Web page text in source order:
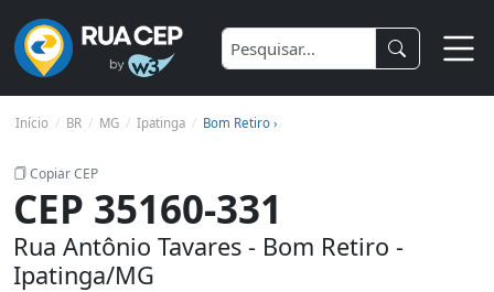
Início BR MG Ipatinga Bom Retiro ›
Copiar CEP
CEP 35160-331
Rua Antônio Tavares - Bom Retiro -
Ipatinga/MG